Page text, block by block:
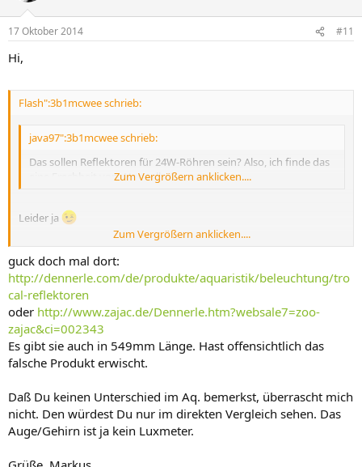
17 Oktober 2014 #11
Hi,
Flash":3b1mcwee schrieb:
java97":3b1mcwee schrieb:
Das sollen Reflektoren für 24W-Röhren sein? Also, ich finde das
eine Frechheit vom Hersteller!Zum Vergrößern anklicken....
Leider ja
Ausgelegt für T5 24 Watt & T8 15 Watt
Zum Vergrößern anklicken....
guck doch mal dort:
http://dennerle.com/de/produkte/aquaristik/beleuchtung/tro
cal-reflektoren
oder http://www.zajac.de/Dennerle.htm?websale7=zoo-
zajac&ci=002343
Es gibt sie auch in 549mm Länge. Hast offensichtlich das
falsche Produkt erwischt.
Daß Du keinen Unterschied im Aq. bemerkst, überrascht mich
nicht. Den würdest Du nur im direkten Vergleich sehen. Das
Auge/Gehirn ist ja kein Luxmeter.